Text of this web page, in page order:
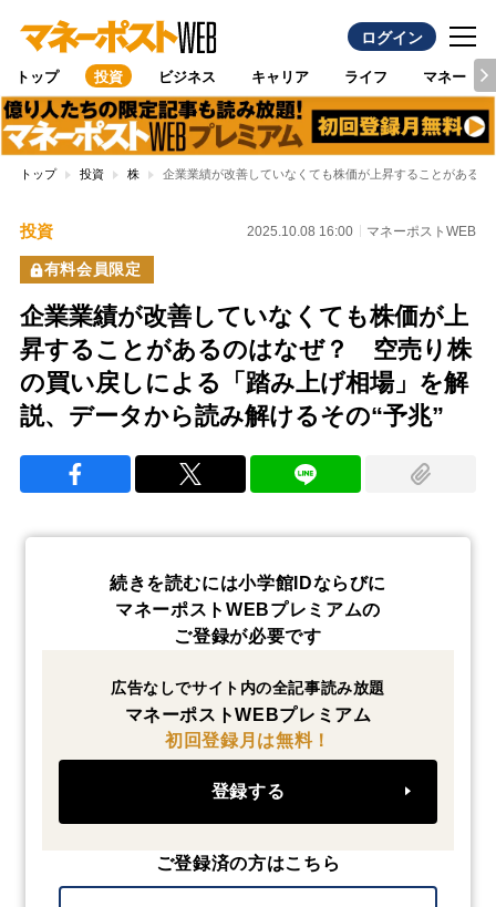
ログイン
トップ 投資 ビジネス キャリア ライフ マネー
トップ 投資 株 企業業績が改善していなくても株価が上昇することがある
投資 2025.10.08 16:00 マネーポストWEB
有料会員限定
企業業績が改善していなくても株価が上
昇することがあるのはなぜ？ 空売り株
の買い戻しによる「踏み上げ相場」を解
説、データから読み解けるその“予兆”
続きを読むには小学館IDならびに
マネーポストWEBプレミアムの
ご登録が必要です
広告なしでサイト内の全記事読み放題
マネーポストWEBプレミアム
初回登録月は無料！
登録する
ご登録済の方はこちら